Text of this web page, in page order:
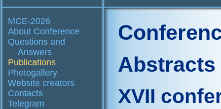
MCE-2026
About Conference
Questions and
Answers
Publications
Photogallery
Website creators
Contacts
Telegram
Abstracts
XVII